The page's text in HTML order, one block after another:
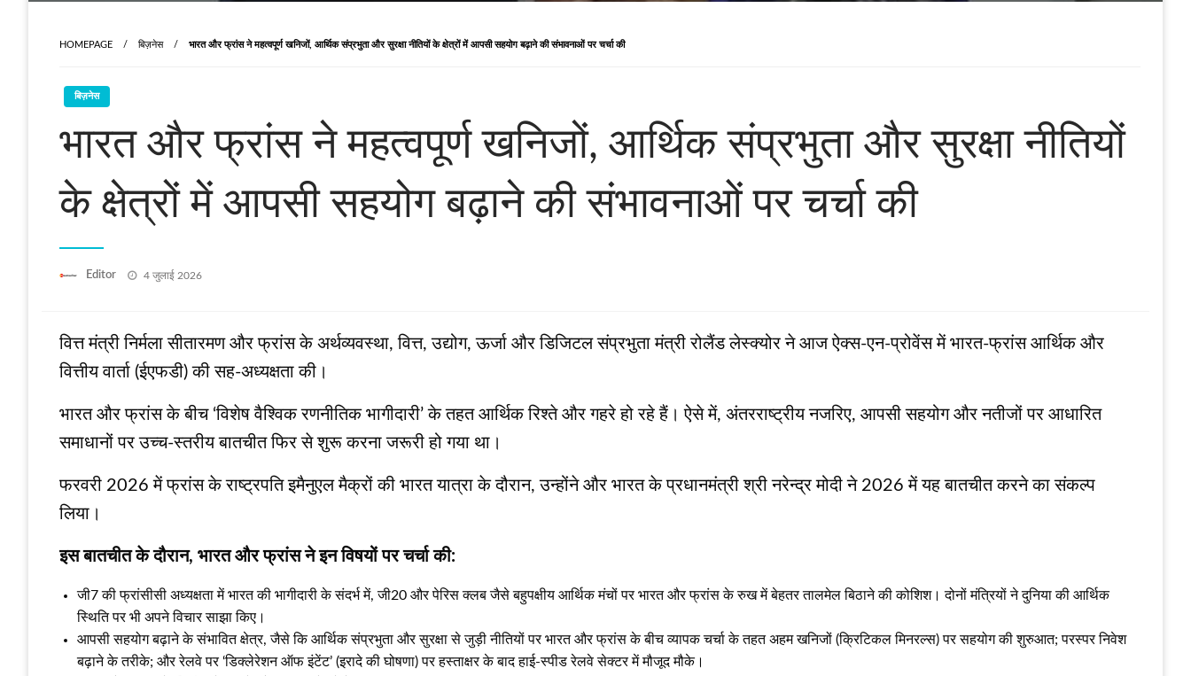
HOMEPAGE बिज़नेस भारत और फ्रांस ने महत्वपूर्ण खनिजों, आर्थिक संप्रभुता और सुरक्षा नीतियों के क्षेत्रों में आपसी सहयोग बढ़ाने की संभावनाओं पर चर्चा की
बिज़नेस
भारत और फ्रांस ने महत्वपूर्ण खनिजों, आर्थिक संप्रभुता और सुरक्षा नीतियों
के क्षेत्रों में आपसी सहयोग बढ़ाने की संभावनाओं पर चर्चा की
Editor
Posted
4 जुलाई 2026
वित्त मंत्री निर्मला सीतारमण और फ्रांस के अर्थव्यवस्था, वित्त, उद्योग, ऊर्जा और डिजिटल संप्रभुता मंत्री रोलैंड लेस्क्योर ने आज ऐक्स-एन-प्रोवेंस में भारत-फ्रांस आर्थिक और
वित्तीय वार्ता (ईएफडी) की सह-अध्यक्षता की।
भारत और फ्रांस के बीच ‘विशेष वैश्विक रणनीतिक भागीदारी’ के तहत आर्थिक रिश्ते और गहरे हो रहे हैं। ऐसे में, अंतरराष्ट्रीय नजरिए, आपसी सहयोग और नतीजों पर आधारित
समाधानों पर उच्च-स्तरीय बातचीत फिर से शुरू करना जरूरी हो गया था।
फरवरी 2026 में फ्रांस के राष्ट्रपति इमैनुएल मैक्रों की भारत यात्रा के दौरान, उन्होंने और भारत के प्रधानमंत्री श्री नरेन्द्र मोदी ने 2026 में यह बातचीत करने का संकल्प
लिया।
इस बातचीत के दौरान, भारत और फ्रांस ने इन विषयों पर चर्चा की:
जी7 की फ्रांसीसी अध्यक्षता में भारत की भागीदारी के संदर्भ में, जी20 और पेरिस क्लब जैसे बहुपक्षीय आर्थिक मंचों पर भारत और फ्रांस के रुख में बेहतर तालमेल बिठाने की कोशिश। दोनों मंत्रियों ने दुनिया की आर्थिक
स्थिति पर भी अपने विचार साझा किए।
आपसी सहयोग बढ़ाने के संभावित क्षेत्र, जैसे कि आर्थिक संप्रभुता और सुरक्षा से जुड़ी नीतियों पर भारत और फ्रांस के बीच व्यापक चर्चा के तहत अहम खनिजों (क्रिटिकल मिनरल्स) पर सहयोग की शुरुआत; परस्पर निवेश
बढ़ाने के तरीके; और रेलवे पर ‘डिक्लेरेशन ऑफ इंटेंट’ (इरादे की घोषणा) पर हस्ताक्षर के बाद हाई-स्पीड रेलवे सेक्टर में मौजूद मौके।